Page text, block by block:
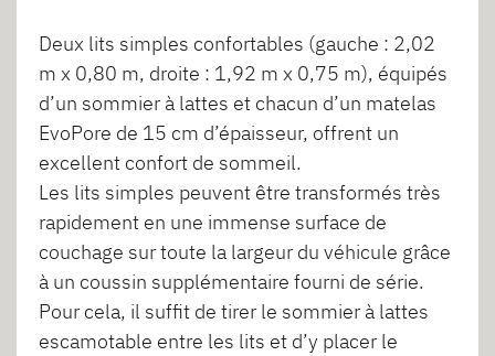
Deux lits simples confortables (gauche : 2,02
m x 0,80 m, droite : 1,92 m x 0,75 m), équipés
d’un sommier à lattes et chacun d’un matelas
EvoPore de 15 cm d’épaisseur, offrent un
excellent confort de sommeil.
Les lits simples peuvent être transformés très
rapidement en une immense surface de
couchage sur toute la largeur du véhicule grâce
à un coussin supplémentaire fourni de série.
Pour cela, il suffit de tirer le sommier à lattes
escamotable entre les lits et d’y placer le